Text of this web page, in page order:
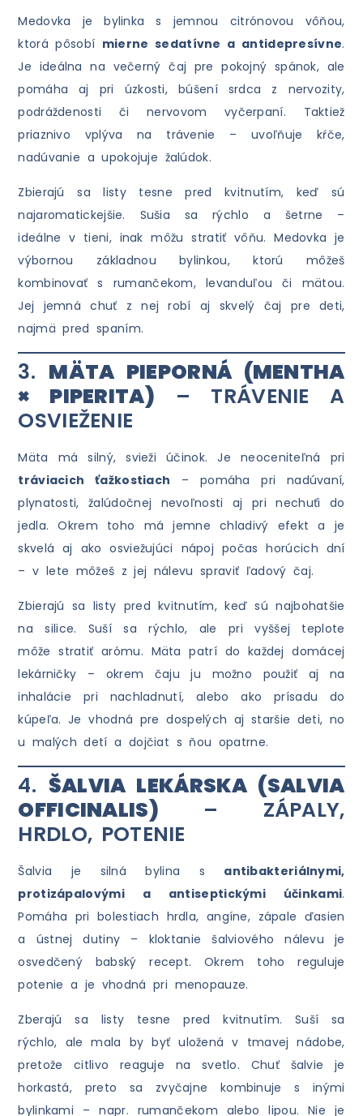
Medovka je bylinka s jemnou citrónovou vôňou,
ktorá pôsobí mierne sedatívne a antidepresívne.
Je ideálna na večerný čaj pre pokojný spánok, ale
pomáha aj pri úzkosti, búšení srdca z nervozity,
podráždenosti či nervovom vyčerpaní. Taktiež
priaznivo vplýva na trávenie – uvoľňuje kŕče,
nadúvanie a upokojuje žalúdok.
Zbierajú sa listy tesne pred kvitnutím, keď sú
najaromatickejšie. Sušia sa rýchlo a šetrne –
ideálne v tieni, inak môžu stratiť vôňu. Medovka je
výbornou základnou bylinkou, ktorú môžeš
kombinovať s rumančekom, levanduľou či mätou.
Jej jemná chuť z nej robí aj skvelý čaj pre deti,
najmä pred spaním.
3. MÄTA PIEPORNÁ (MENTHA
× PIPERITA) – TRÁVENIE A
OSVIEŽENIE
Mäta má silný, svieži účinok. Je neoceniteľná pri
tráviacich ťažkostiach – pomáha pri nadúvaní,
plynatosti, žalúdočnej nevoľnosti aj pri nechuťi do
jedla. Okrem toho má jemne chladivý efekt a je
skvelá aj ako osviežujúci nápoj počas horúcich dní
– v lete môžeš z jej nálevu spraviť ľadový čaj.
Zbierajú sa listy pred kvitnutím, keď sú najbohatšie
na silice. Suší sa rýchlo, ale pri vyššej teplote
môže stratiť arómu. Mäta patrí do každej domácej
lekárničky – okrem čaju ju možno použiť aj na
inhalácie pri nachladnutí, alebo ako prísadu do
kúpeľa. Je vhodná pre dospelých aj staršie deti, no
u malých detí a dojčiat s ňou opatrne.
4. ŠALVIA LEKÁRSKA (SALVIA
OFFICINALIS) – ZÁPALY,
HRDLO, POTENIE
Šalvia je silná bylina s antibakteriálnymi,
protizápalovými a antiseptickými účinkami.
Pomáha pri bolestiach hrdla, angíne, zápale ďasien
a ústnej dutiny – kloktanie šalviového nálevu je
osvedčený babský recept. Okrem toho reguluje
potenie a je vhodná pri menopauze.
Zberajú sa listy tesne pred kvitnutím. Suší sa
rýchlo, ale mala by byť uložená v tmavej nádobe,
pretože citlivo reaguje na svetlo. Chuť šalvie je
horkastá, preto sa zvyčajne kombinuje s inými
bylinkami – napr. rumančekom alebo lipou. Nie je